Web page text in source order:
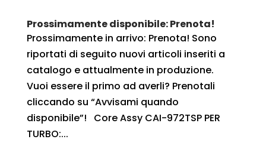
Prossimamente disponibile: Prenota!
Prossimamente in arrivo: Prenota! Sono
riportati di seguito nuovi articoli inseriti a
catalogo e attualmente in produzione.
Vuoi essere il primo ad averli? Prenotali
cliccando su “Avvisami quando
disponibile”! Core Assy CAI-972TSP PER
TURBO:...